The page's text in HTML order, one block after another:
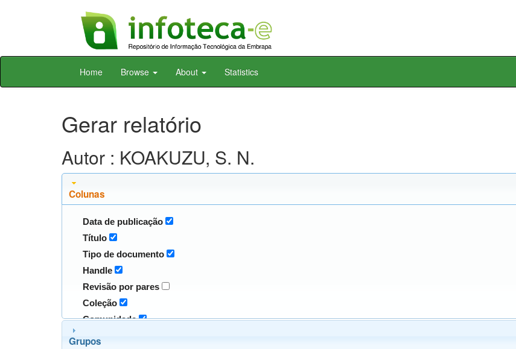
Skip
Home Browse About Statistics
Gerar relatório
Autor : KOAKUZU, S. N.
Colunas
Data de publicação
Título
Tipo de documento
Handle
Revisão por pares
Coleção
Comunidade
Grupos